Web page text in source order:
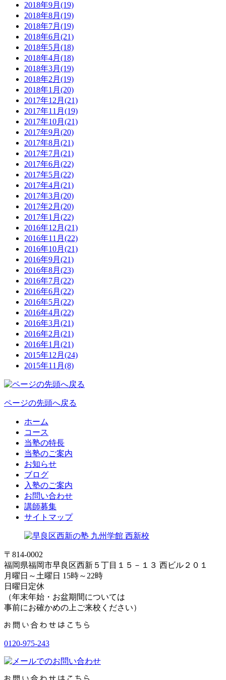
2018年9月(19)
2018年8月(19)
2018年7月(19)
2018年6月(21)
2018年5月(18)
2018年4月(18)
2018年3月(19)
2018年2月(19)
2018年1月(20)
2017年12月(21)
2017年11月(19)
2017年10月(21)
2017年9月(20)
2017年8月(21)
2017年7月(21)
2017年6月(22)
2017年5月(22)
2017年4月(21)
2017年3月(20)
2017年2月(20)
2017年1月(22)
2016年12月(21)
2016年11月(22)
2016年10月(21)
2016年9月(21)
2016年8月(23)
2016年7月(22)
2016年6月(22)
2016年5月(22)
2016年4月(22)
2016年3月(21)
2016年2月(21)
2016年1月(21)
2015年12月(24)
2015年11月(8)
ページの先頭へ戻る
ホーム
コース
当塾の特長
当塾のご案内
お知らせ
ブログ
入塾のご案内
お問い合わせ
講師募集
サイトマップ
〒814-0002
福岡県福岡市早良区西新５丁目１５－１３ 西ビル２０１
月曜日～土曜日 15時～22時
日曜日定休
（年末年始・お盆期間については
事前にお確かめの上ご来校ください）
0120-975-243